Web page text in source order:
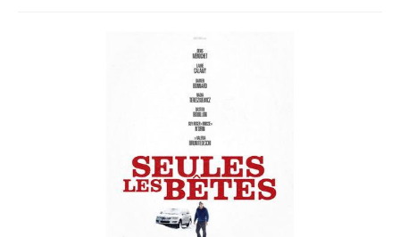
publication :